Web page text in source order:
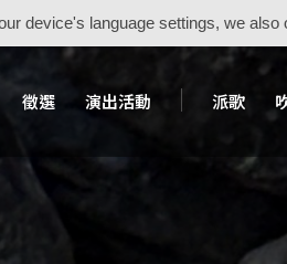
device's language settings, we also
徵選 演出活動 派歌